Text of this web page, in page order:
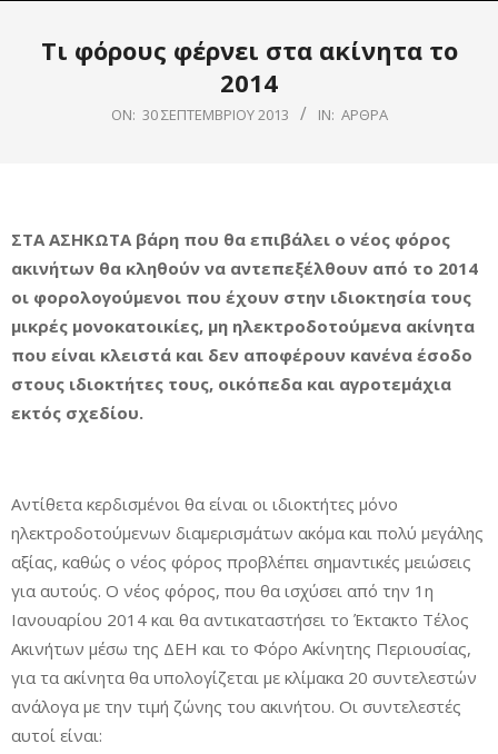
Τι φόρους φέρνει στα ακίνητα το
2014
ON: 30 ΣΕΠΤΕΜΒΡΊΟΥ 2013 IN: ΆΡΘΡΑ
ΣΤΑ ΑΣΗΚΩΤΑ βάρη που θα επιβάλει ο νέος φόρος
ακινήτων θα κληθούν να αντεπεξέλθουν από το 2014
οι φορολογούμενοι που έχουν στην ιδιοκτησία τους
μικρές μονοκατοικίες, μη ηλεκτροδοτούμενα ακίνητα
που είναι κλειστά και δεν αποφέρουν κανένα έσοδο
στους ιδιοκτήτες τους, οικόπεδα και αγροτεμάχια
εκτός σχεδίου.
Αντίθετα κερδισμένοι θα είναι οι ιδιοκτήτες μόνο
ηλεκτροδοτούμενων διαμερισμάτων ακόμα και πολύ μεγάλης
αξίας, καθώς ο νέος φόρος προβλέπει σημαντικές μειώσεις
για αυτούς. Ο νέος φόρος, που θα ισχύσει από την 1η
Ιανουαρίου 2014 και θα αντικαταστήσει το Έκτακτο Τέλος
Ακινήτων μέσω της ΔΕΗ και το Φόρο Ακίνητης Περιουσίας,
για τα ακίνητα θα υπολογίζεται με κλίμακα 20 συντελεστών
ανάλογα με την τιμή ζώνης του ακινήτου. Οι συντελεστές
αυτοί είναι: